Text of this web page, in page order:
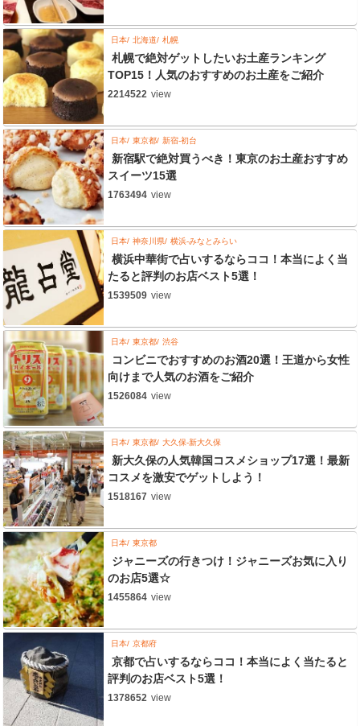
日本 北海道 札幌
札幌で絶対ゲットしたいお土産ランキング
TOP15！人気のおすすめのお土産をご紹介
2214522 view
日本 東京都 新宿-初台
新宿駅で絶対買うべき！東京のお土産おすすめ
スイーツ15選
1763494 view
日本 神奈川県 横浜-みなとみらい
横浜中華街で占いするならココ！本当によく当
たると評判のお店ベスト5選！
1539509 view
日本 東京都 渋谷
コンビニでおすすめのお酒20選！王道から女性
向けまで人気のお酒をご紹介
1526084 view
日本 東京都 大久保-新大久保
新大久保の人気韓国コスメショップ17選！最新
コスメを激安でゲットしよう！
1518167 view
日本 東京都
ジャニーズの行きつけ！ジャニーズお気に入り
のお店5選☆
1455864 view
日本 京都府
京都で占いするならココ！本当によく当たると
評判のお店ベスト5選！
1378652 view